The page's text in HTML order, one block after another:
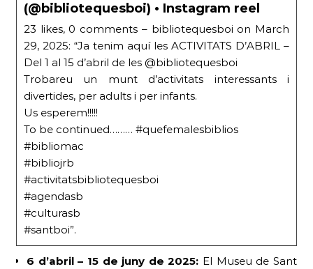
(@bibliotequesboi) • Instagram reel
23 likes, 0 comments – bibliotequesboi on March
29, 2025: “Ja tenim aquí les ACTIVITATS D’ABRIL –
Del 1 al 15 d’abril de les @bibliotequesboi
Trobareu un munt d’activitats interessants i
divertides, per adults i per infants.
Us esperem!!!!!
To be continued……… #quefemalesbiblios
#bibliomac
#bibliojrb
#activitatsbibliotequesboi
#agendasb
#culturasb
#santboi”.
6 d’abril – 15 de juny de 2025: El Museu de Sant